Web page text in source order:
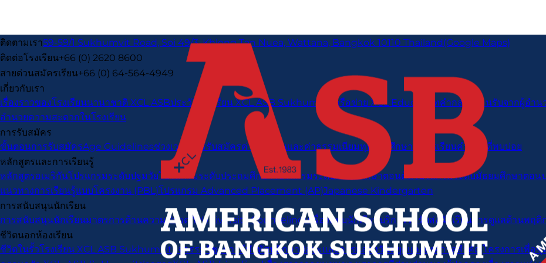
ติดตามเรา59-59/1 Sukhumvit Road, Soi 49/3, Khlong Tan Nuea, Wattana, Bangkok 10110 Thailand(Google Maps)
ติดต่อโรงเรียน+66 (0) 2620 8600
สายด่วนสมัครเรียน+66 (0) 64-564-4949
เกี่ยวกับเรา
เรื่องราวของโรงเรียนนานาชาติ XCL ASBประวัติโรงเรียน XCL ASB Sukhumvit เครือข่าย XCL Educatioทคำกล่าวต้อนรับจากผู้อำน
อำนวยความสะดวกในโรงเรียน
การรับสมัคร
ขั้นตอนการรับสมัครAge Guidelinesช่วงเวลาการรับสมัครค่าเล่าเรียนและค่าธรรมเนียมทุนการศึกษา สมัครเรียนคำถามที่พบบ่อย
หลักสูตรและการเรียนรู้
หลักสูตรอเมริกันโปรแกรมระดับปฐมวัยโปรแกรมระดับประถมศึกษาโปรแกรมระดับมัธยมศึกษาตอนต้นโปรแกรมระดับมัธยมศึกษาตอน
แนวทางการเรียนรู้แบบโครงงาน (PBL)โปรแกรม Advanced Placement (AP)Japanese Kindergarten
การสนับสนุนนักเรียน
การสนับสนุนนักเรียนมาตรการด้านความปลอดภัยUniversity Counselingเครื่องแบบนักเรียน บริการรถรับส่งนักเรียน การดูแลด้านพฤติ
ชีวิตนอกห้องเรียน
ชีวิตในรั้วโรงเรียน XCL ASB Sukhumvitกิจกรรมวิชาการกีฬา ทัศนศึกษาศิลปะและการแสดงวันหยุดและเทศกาลสำคัญโครงการเพื่อชุ